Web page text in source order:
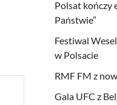
Polsat kończy
Państwie”
Festiwal
w Polsacie
RMF FM z
Gala UFC z